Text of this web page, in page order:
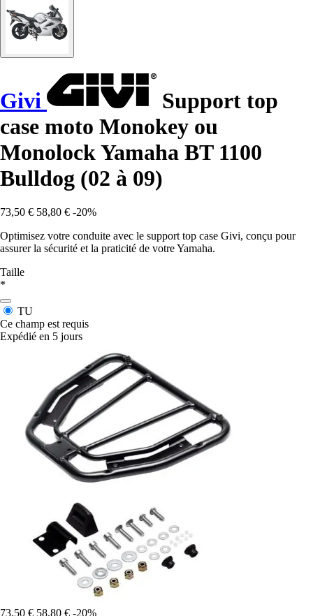
Givi
Support top
case moto Monokey ou
Monolock Yamaha BT 1100
Bulldog (02 à 09)
73,50 € 58,80 € -20%
Optimisez votre conduite avec le support top case Givi, conçu pour
assurer la sécurité et la praticité de votre Yamaha.
Taille
*
TU
Ce champ est requis
Expédié en 5 jours
73,50 € 58,80 € -20%